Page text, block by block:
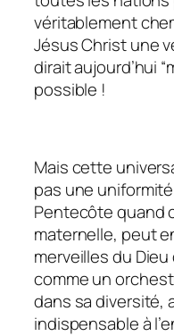
véritablement
Jésus Christ une
dirait aujourd’hui
possible !
Mais cette
pas une
Pentecôte quand
maternelle, peut
merveilles du
comme un
dans sa diversité,
indispensable à